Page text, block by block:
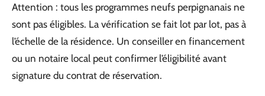
Attention : tous les programmes neufs perpignanais ne
sont pas éligibles. La vérification se fait lot par lot, pas à
l’échelle de la résidence. Un conseiller en financement
ou un notaire local peut confirmer l’éligibilité avant
signature du contrat de réservation.